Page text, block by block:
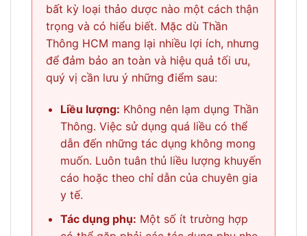
bất kỳ loại thảo dược nào một cách thận
trọng và có hiểu biết. Mặc dù Thần
Thông HCM mang lại nhiều lợi ích, nhưng
để đảm bảo an toàn và hiệu quả tối ưu,
quý vị cần lưu ý những điểm sau:
Liều lượng: Không nên lạm dụng Thần
Thông. Việc sử dụng quá liều có thể
dẫn đến những tác dụng không mong
muốn. Luôn tuân thủ liều lượng khuyến
cáo hoặc theo chỉ dẫn của chuyên gia
y tế.
Tác dụng phụ: Một số ít trường hợp